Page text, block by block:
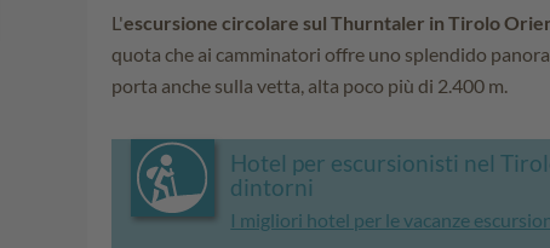
L'escursione circolare sul Thurntaler in Tirolo
quota che ai camminatori offre uno splendido
porta anche sulla vetta, alta poco più di 2.400 m.
Hotel per escursionisti nel
dintorni
I migliori hotel per le vacanze